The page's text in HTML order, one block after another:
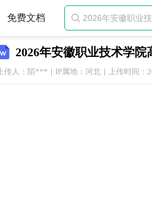
免费文档 
2026年安徽职业技术学
上传人：陌*** IP属地：河北 上传时间：